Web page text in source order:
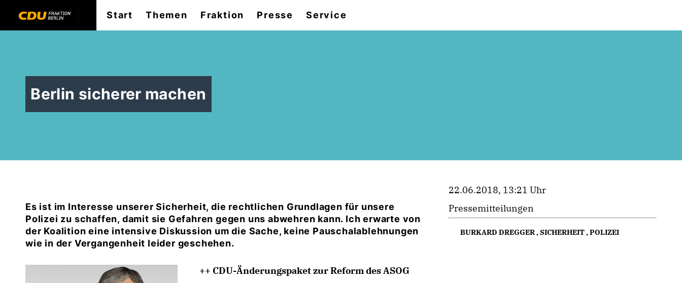
Start Themen Fraktion Presse Service
Berlin sicherer machen
Es ist im Interesse unserer Sicherheit, die rechtlichen Grundlagen für unsere
Polizei zu schaffen, damit sie Gefahren gegen uns abwehren kann. Ich erwarte von
der Koalition eine intensive Diskussion um die Sache, keine Pauschalablehnungen
wie in der Vergangenheit leider geschehen.
++ CDU-Änderungspaket zur Reform des ASOG
22.06.2018, 13:21 Uhr
Pressemitteilungen
BURKARD DREGGER,SICHERHEIT,POLIZEI